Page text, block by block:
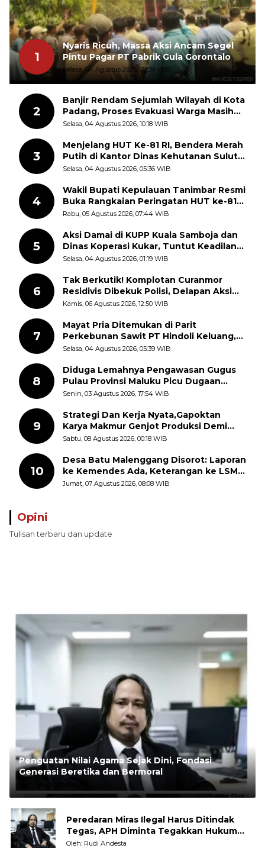
1
Nyaris Ricuh, Massa Aksi Ancam Segel
Pintu Pagar PT Pabrik Gula Gorontalo
Selasa, 04 Agustus 2026, 07:59 WIB
2
Banjir Rendam Sejumlah Wilayah di Kota
Padang, Proses Evakuasi Warga Masih
Berlangsung
Selasa, 04 Agustus 2026, 10:18 WIB
3
Menjelang HUT Ke-81 RI, Bendera Merah
Putih di Kantor Dinas Kehutanan Sulut
Disorot Warga
Selasa, 04 Agustus 2026, 05:36 WIB
4
Wakil Bupati Kepulauan Tanimbar Resmi
Buka Rangkaian Peringatan HUT ke-81
Kemerdekaan RI, ASN Diajak Perkuat
Rabu, 05 Agustus 2026, 07:44 WIB
5
Aksi Damai di KUPP Kuala Samboja dan
Dinas Koperasi Kukar, Tuntut Keadilan
dan Kesempatan Kerja yang Adil
Selasa, 04 Agustus 2026, 01:19 WIB
6
Tak Berkutik! Komplotan Curanmor
Residivis Dibekuk Polisi, Delapan Aksi
Curanmor Di Candipuro Terungkap
Kamis, 06 Agustus 2026, 12:50 WIB
7
Mayat Pria Ditemukan di Parit
Perkebunan Sawit PT Hindoli Keluang,
Polisi Selidiki Penyebab Kematian
Selasa, 04 Agustus 2026, 05:39 WIB
8
Diduga Lemahnya Pengawasan Gugus
Pulau Provinsi Maluku Picu Dugaan
Pungli terhadap Nelayan Bale-Bale di
Senin, 03 Agustus 2026, 17:54 WIB
9
Strategi Dan Kerja Nyata,Gapoktan
Karya Makmur Genjot Produksi Demi
Swasembada Pangan
Sabtu, 08 Agustus 2026, 00:18 WIB
10
Desa Batu Malenggang Disorot: Laporan
ke Kemendes Ada, Keterangan ke LSM
GMAS Berbeda
Jumat, 07 Agustus 2026, 08:08 WIB
Opini
Tulisan terbaru dan update
Penguatan Nilai Agama Sejak Dini, Fondasi
Generasi Beretika dan Bermoral
Rudi Andesta
Peredaran Miras Ilegal Harus Ditindak
Tegas, APH Diminta Tegakkan Hukum
Tanpa Pandang Bulu
Oleh: Rudi Andesta